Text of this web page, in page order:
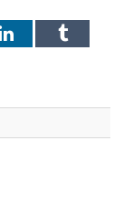
LinkedIn